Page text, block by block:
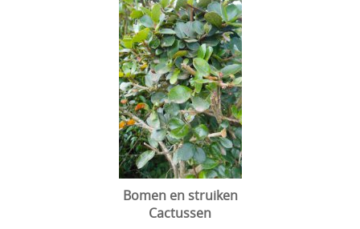
Bomen en struiken
Cactussen